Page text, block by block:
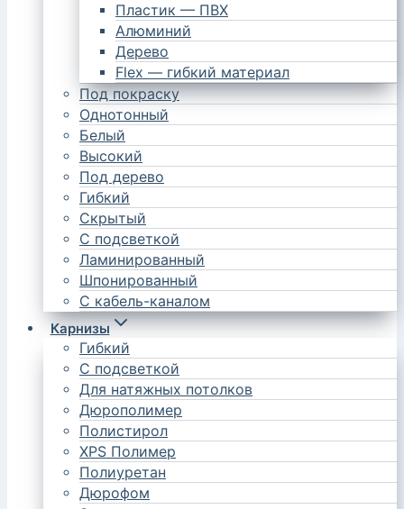
Пластик — ПВХ
Алюминий
Дерево
Flex — гибкий материал
Под покраску
Однотонный
Белый
Высокий
Под дерево
Гибкий
Скрытый
С подсветкой
Ламинированный
Шпонированный
С кабель-каналом
Карнизы
Гибкий
С подсветкой
Для натяжных потолков
Дюрополимер
Полистирол
XPS Полимер
Полиуретан
Дюрофом